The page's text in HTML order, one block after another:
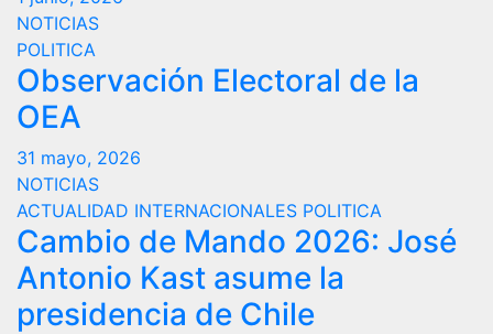
NOTICIAS
POLITICA
Observación Electoral de la
OEA
31 mayo, 2026
NOTICIAS
ACTUALIDAD INTERNACIONALES POLITICA
Cambio de Mando 2026: José
Antonio Kast asume la
presidencia de Chile